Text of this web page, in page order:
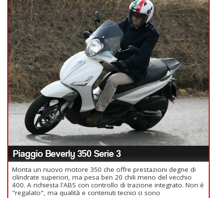
Piaggio Beverly 350 Serie 3
Monta un nuovo motore 350 che offre prestazioni degne di
cilindrate superiori, ma pesa ben 20 chili meno del vecchio
400. A richiesta l'ABS con controllo di trazione integrato. Non è
"regalato", ma qualità e contenuti tecnici ci sono